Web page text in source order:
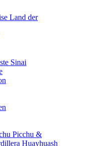
Land der
Sinai
Picchu &
Huayhuash